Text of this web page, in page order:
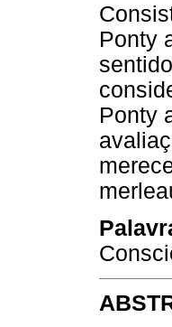
Ponty
Ponty